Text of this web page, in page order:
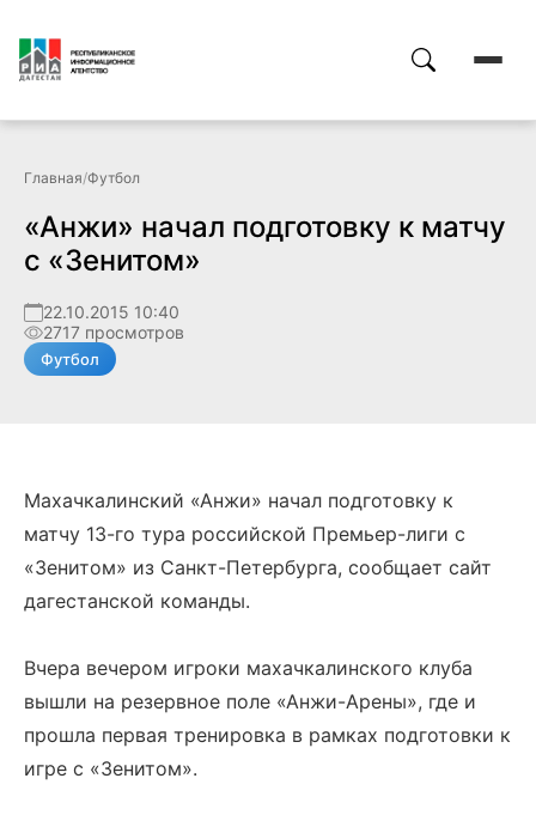
Главная/Футбол
«Анжи» начал подготовку к матчу
с «Зенитом»
22.10.2015 10:40
2717 просмотров
Футбол
Махачкалинский «Анжи» начал подготовку к
матчу 13-го тура российской Премьер-лиги с
«Зенитом» из Санкт-Петербурга, сообщает сайт
дагестанской команды.
Вчера вечером игроки махачкалинского клуба
вышли на резервное поле «Анжи-Арены», где и
прошла первая тренировка в рамках подготовки к
игре с «Зенитом».